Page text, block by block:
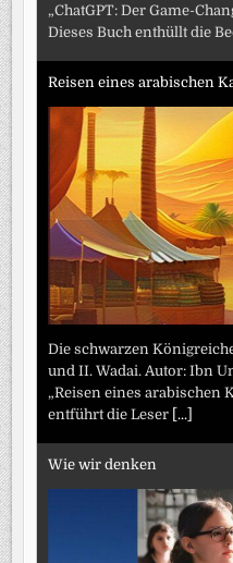
„ChatGPT: Der Game-
Dieses Buch enthüllt die
Reisen eines arabischen
Die schwarzen
und II. Wadai. Autor: Ibn
„Reisen eines arabischen
entführt die Leser [...]
Wie wir denken